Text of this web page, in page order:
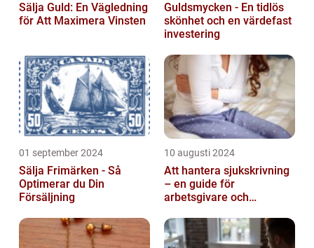
Sälja Guld: En Vägledning
för Att Maximera Vinsten
Guldsmycken - En tidlös
skönhet och en värdefast
investering
01 september 2024
Sälja Frimärken - Så
Optimerar du Din
Försäljning
10 augusti 2024
Att hantera sjukskrivning
– en guide för
arbetsgivare och